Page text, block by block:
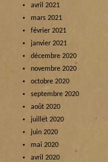
avril 2021
mars 2021
février 2021
janvier 2021
décembre 2020
novembre 2020
octobre 2020
septembre 2020
août 2020
juillet 2020
juin 2020
mai 2020
avril 2020